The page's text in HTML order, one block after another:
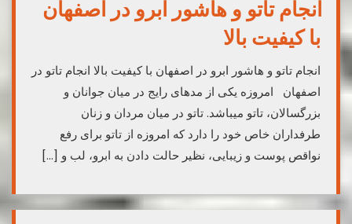
انجام تاتو و هاشور ابرو در اصفهان
با کیفیت بالا
انجام تاتو و هاشور ابرو در اصفهان با کیفیت بالا انجام تاتو در
اصفهان امروزه یکی از مدهای رایج در میان جوانان و
بزرگسالان، تاتو میباشد. تاتو در میان مردان و زنان
طرفداران خاص خود را دارد که امروزه از تاتو برای رفع
نواقص پوست و زیبایی، نظیر حالت دادن به ابرو، لب و […]